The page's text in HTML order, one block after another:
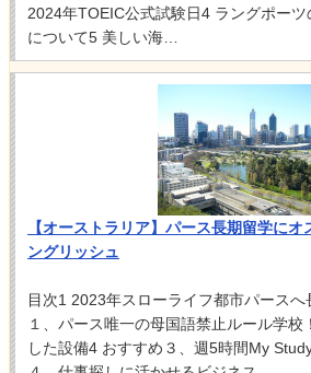
2024年TOEIC公式試験日4 ラングポー
について5 美しい海…
【オーストラリア】パース長期留学に
ングリッシュ
目次1 2023年スローライフ都市パース
１、パース唯一の母国語禁止ルール学
した設備4 おすすめ３、週5時間My